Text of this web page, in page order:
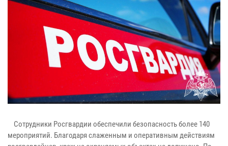
Сотрудники Росгвардии обеспечили безопасность более 140
мероприятий. Благодаря слаженным и оперативным действиям